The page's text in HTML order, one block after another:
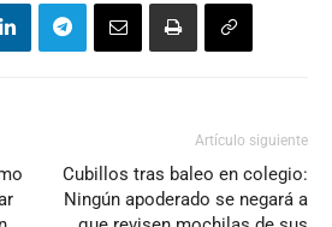
Artículo siguiente
Cubillos tras baleo en colegio:
Ningún apoderado se negará a